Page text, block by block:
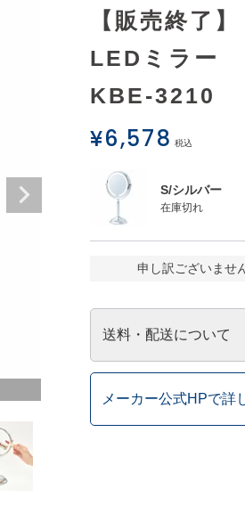
【販売終了】
LEDミラー
KBE-3210
¥6,578 税込
S/シルバー
在庫切れ
申し訳ございませ
送料・配送について
メーカー公式HPで詳